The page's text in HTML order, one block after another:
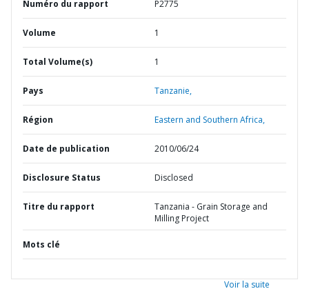
Numéro du rapport P2775
Volume 1
Total Volume(s) 1
Pays Tanzanie,
Région Eastern and Southern Africa,
Date de publication 2010/06/24
Disclosure Status Disclosed
Titre du rapport
Tanzania - Grain Storage and
Milling Project
Mots clé
Voir la suite